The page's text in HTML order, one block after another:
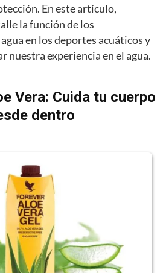
En este artículo,
la función de los
en los deportes acuáticos y
nuestra experiencia en el agua.
Vera: Cuida tu cuerpo
dentro